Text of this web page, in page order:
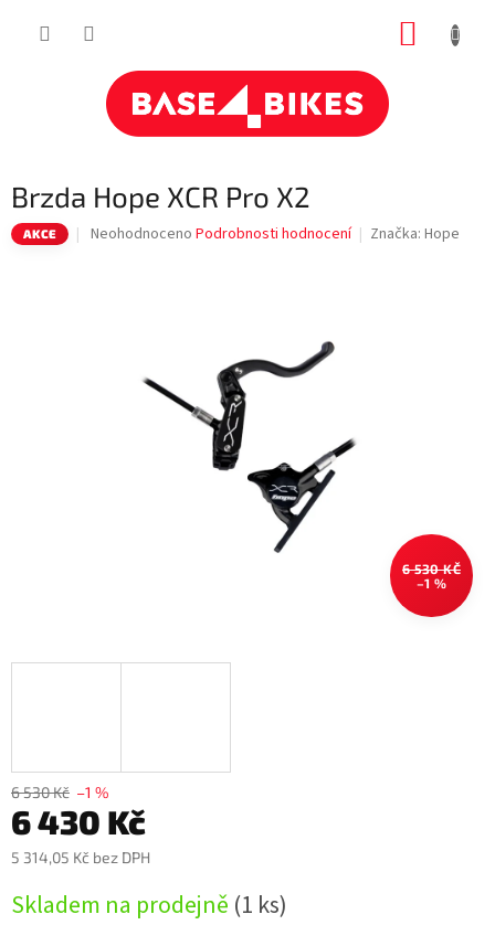
Brzda Hope XCR Pro X2
AKCE
Průměrné
hvězdiček.
Neohodnoceno Podrobnosti hodnocení Značka: Hope
6 530 KČ
–1 %
6 530 Kč –1 %
6 430 Kč
5 314,05 Kč bez DPH
cena:
Skladem na prodejně (1 ks)